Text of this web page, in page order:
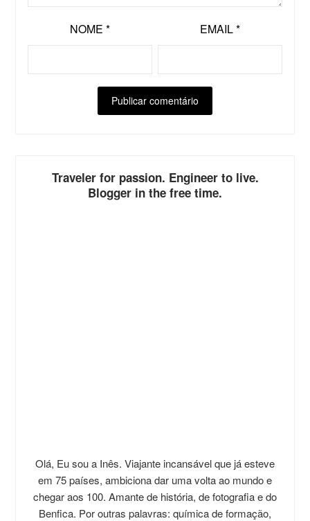
NOME * EMAIL*
Traveler for passion. Engineer to live.
Blogger in the free time.
Olá, Eu sou a Inês. Viajante incansável que já esteve
em 75 países, ambiciona dar uma volta ao mundo e
chegar aos 100. Amante de história, de fotografia e do
Benfica. Por outras palavras: química de formação,